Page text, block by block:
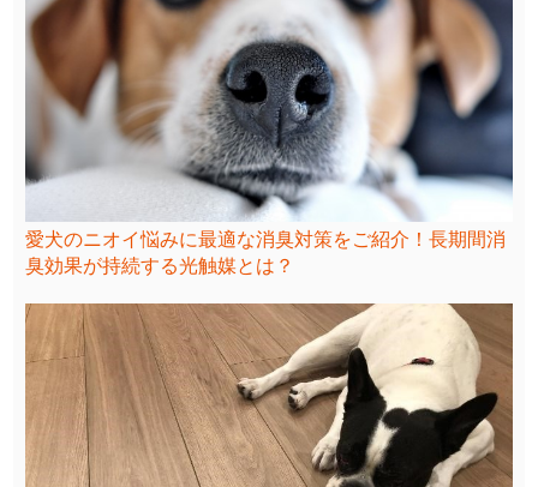
愛犬のニオイ悩みに最適な消臭対策をご紹介！長期間消
臭効果が持続する光触媒とは？